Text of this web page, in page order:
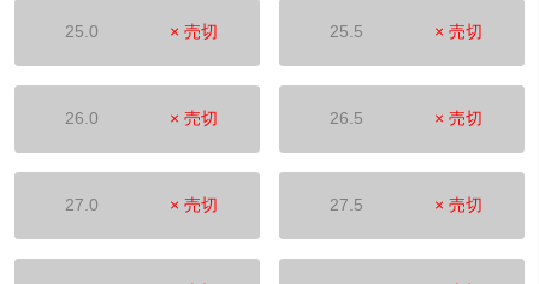
25.0 × 売切 25.5 × 売切
26.0 × 売切 26.5 × 売切
27.0 × 売切 27.5 × 売切